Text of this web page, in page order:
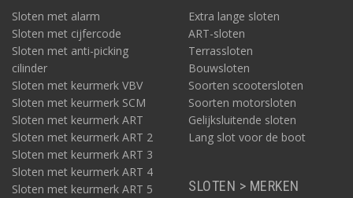
Sloten met alarm
Sloten met cijfercode
Sloten met anti-picking
cilinder
Sloten met keurmerk VBV
Sloten met keurmerk SCM
Sloten met keurmerk ART
Sloten met keurmerk ART 2
Sloten met keurmerk ART 3
Sloten met keurmerk ART 4
Sloten met keurmerk ART 5
Extra lange sloten
ART-sloten
Terrassloten
Bouwsloten
Soorten scootersloten
Soorten motorsloten
Gelijksluitende sloten
Lang slot voor de boot
SLOTEN > MERKEN